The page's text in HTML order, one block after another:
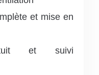
et mise en
et suivi